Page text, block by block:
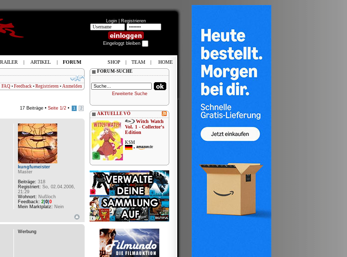
Login | Registrieren
Eingeloggt bleiben
FAQ • Feedback • Registrieren • Anmelden
17 Beiträge • Seite 1 /2 • 1 2
kungfumeister
Master
Beiträge: 318
Registriert: So, 02.04.2006,
21:29
Wohnort: Nußloch
Feedback: 2 0 0
Mein Marktplatz: Nein
Werbung
FORUM-SUCHE
Erweiterte Suche
AKTUELLE VÖ
Witch Watch
Vol. 1 - Collector's
Edition
KSM
•
| ARTIKEL | FORUM SHOP | TEAM | HOME